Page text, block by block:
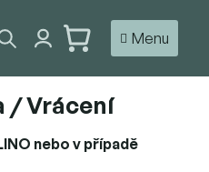
NÁKUPNÍ
/ Vrácení
nebo v případě